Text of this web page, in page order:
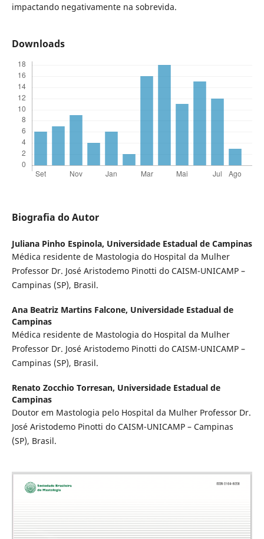
impactando negativamente na sobrevida.
Downloads
Biografia do Autor
Juliana Pinho Espinola, Universidade Estadual de Campinas
Médica residente de Mastologia do Hospital da Mulher
Professor Dr. José Aristodemo Pinotti do CAISM-UNICAMP –
Campinas (SP), Brasil.
Ana Beatriz Martins Falcone, Universidade Estadual de
Campinas
Médica residente de Mastologia do Hospital da Mulher
Professor Dr. José Aristodemo Pinotti do CAISM-UNICAMP –
Campinas (SP), Brasil.
Renato Zocchio Torresan, Universidade Estadual de
Campinas
Doutor em Mastologia pelo Hospital da Mulher Professor Dr.
José Aristodemo Pinotti do CAISM-UNICAMP – Campinas
(SP), Brasil.